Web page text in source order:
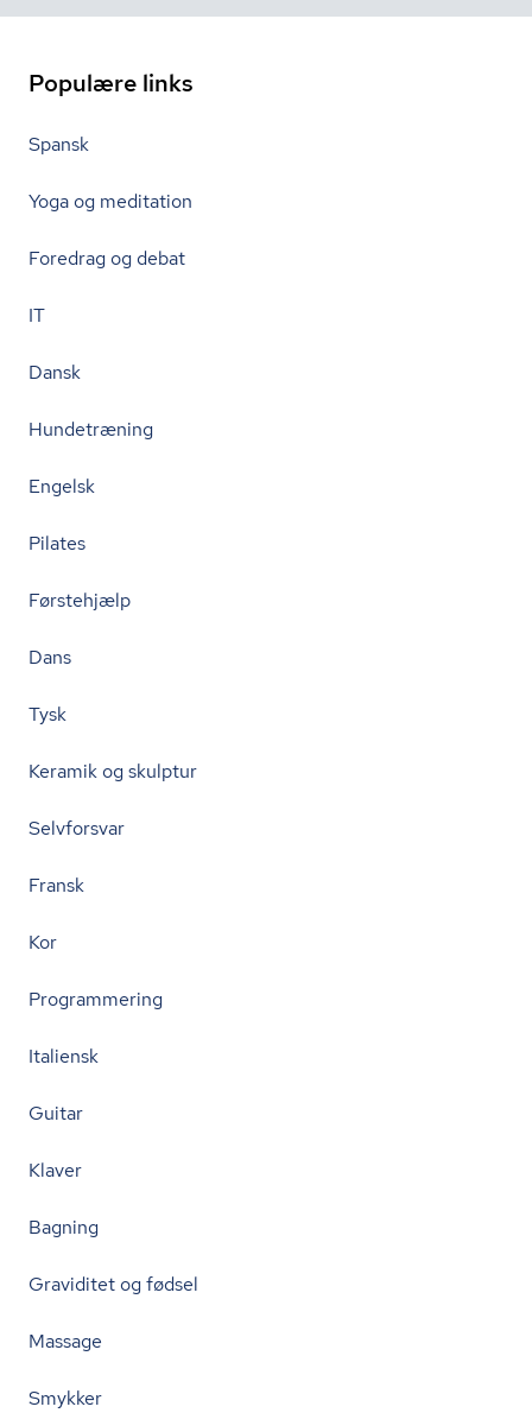
Populære links
Spansk
Yoga og meditation
Foredrag og debat
IT
Dansk
Hundetræning
Engelsk
Pilates
Førstehjælp
Dans
Tysk
Keramik og skulptur
Selvforsvar
Fransk
Kor
Programmering
Italiensk
Guitar
Klaver
Bagning
Graviditet og fødsel
Massage
Smykker